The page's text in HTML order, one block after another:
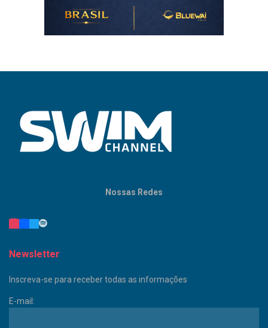
Nossas Redes
Newsletter
Inscreva-se para receber todas as informações
E-mail: